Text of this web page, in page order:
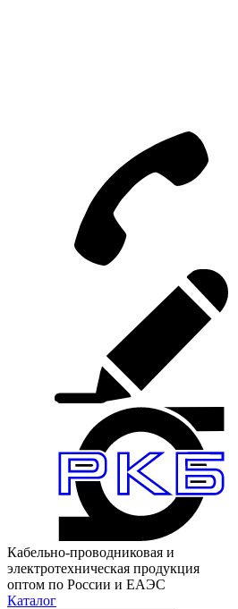
Кабельно-проводниковая и
электротехническая продукция
оптом по России и ЕАЭС
Каталог